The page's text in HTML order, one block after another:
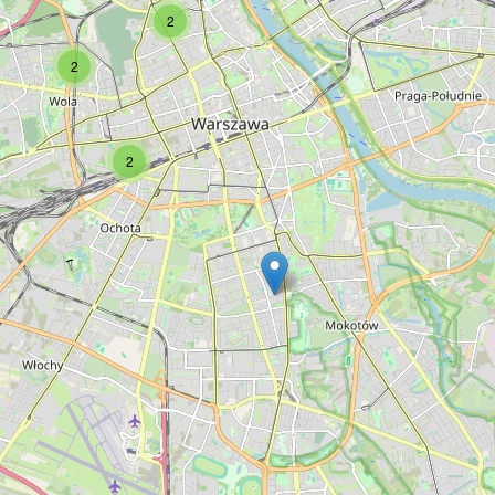
Type:doityourself
Metkol
Type:doityourself
Świat Narzędzi
Type:doityourself
Jula
2
2
2